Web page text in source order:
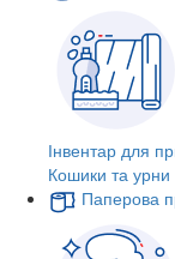
Інвентар для
Кошики та урни
Паперова